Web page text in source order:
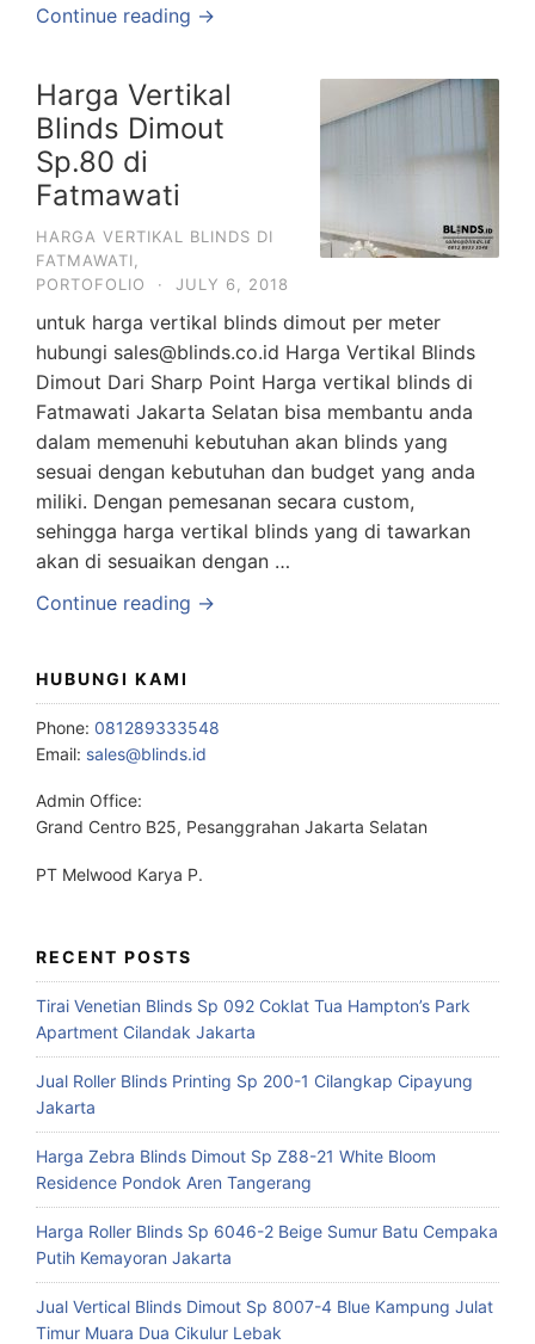
Continue reading →
Harga Vertikal
Blinds Dimout
Sp.80 di
Fatmawati
HARGA VERTIKAL BLINDS DI
FATMAWATI
PORTOFOLIO
· JULY 6, 2018
untuk harga vertikal blinds dimout per meter
hubungi sales@blinds.co.id Harga Vertikal Blinds
Dimout Dari Sharp Point Harga vertikal blinds di
Fatmawati Jakarta Selatan bisa membantu anda
dalam memenuhi kebutuhan akan blinds yang
sesuai dengan kebutuhan dan budget yang anda
miliki. Dengan pemesanan secara custom,
sehingga harga vertikal blinds yang di tawarkan
akan di sesuaikan dengan …
Continue reading →
HUBUNGI KAMI
Phone: 081289333548
Email: sales@blinds.id
Admin Office:
Grand Centro B25, Pesanggrahan Jakarta Selatan
PT Melwood Karya P.
RECENT POSTS
Tirai Venetian Blinds Sp 092 Coklat Tua Hampton’s Park
Apartment Cilandak Jakarta
Jual Roller Blinds Printing Sp 200-1 Cilangkap Cipayung
Jakarta
Harga Zebra Blinds Dimout Sp Z88-21 White Bloom
Residence Pondok Aren Tangerang
Harga Roller Blinds Sp 6046-2 Beige Sumur Batu Cempaka
Putih Kemayoran Jakarta
Jual Vertical Blinds Dimout Sp 8007-4 Blue Kampung Julat
Timur Muara Dua Cikulur Lebak